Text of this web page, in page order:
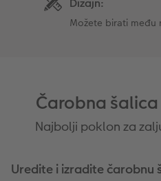
Možete birati među
Čarobna
Najbolji poklon za
Uredite i izradite čarobnu